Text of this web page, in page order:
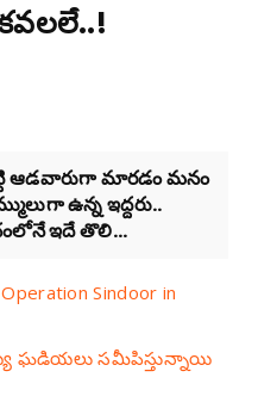
ఆడవారుగా మారడం మనం
ఉన్న ఇద్దరు..
ఇదే తొలి...
Sindoor in
ఘడియలు సమీపిస్తున్నాయి